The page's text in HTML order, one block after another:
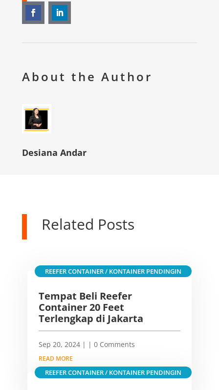
About the Author
Desiana Andar
Related Posts
Tempat Beli Reefer
Container 20 Feet
Terlengkap di Jakarta
Sep 20, 2024|
REEFER CONTAINER / KONTAINER PENDINGIN
| 0 Comments
READ MORE
REEFER CONTAINER / KONTAINER PENDINGIN